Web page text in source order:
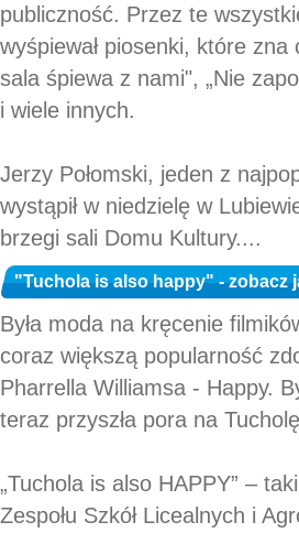
publiczność. Przez te
wyśpiewał piosenki, które zna
sala śpiewa z nami", „Nie
i wiele innych.
Jerzy Połomski, jeden z
wystąpił w niedzielę w
brzegi sali Domu Kultury....
"Tuchola is also happy" - zobacz
Była moda na kręcenie
coraz większą popularność
Pharrella Williamsa - Happy.
teraz przyszła pora na
„Tuchola is also HAPPY” –
Zespołu Szkół Licealnych i